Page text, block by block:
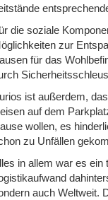
die soziale
zur
für das
ist außerdem,
auf dem
wollen, es
zu Unfällen
in allem war es
auch Weltweit.